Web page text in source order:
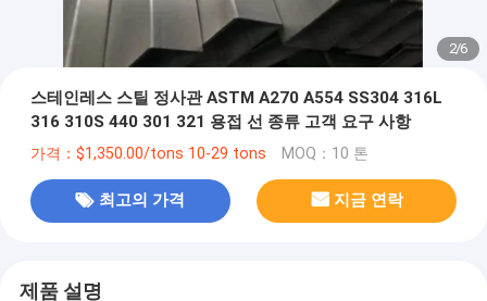
2/6
스테인레스 스틸 정사관 ASTM A270 A554 SS304 316L
316 310S 440 301 321 용접 선 종류 고객 요구 사항
가격：$1,350.00/tons 10-29 tons MOQ：10 톤
최고의 가격 지금 연락
제품 설명